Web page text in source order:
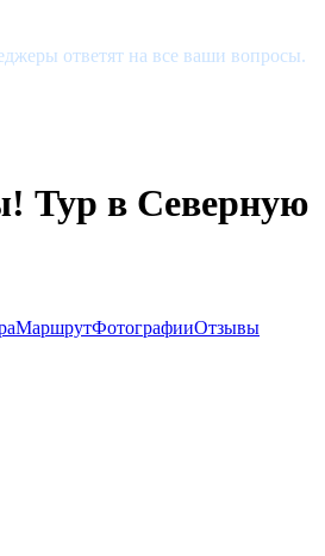
ответят на все ваши вопросы.
Тур в Северную
МаршрутФотографииОтзывы